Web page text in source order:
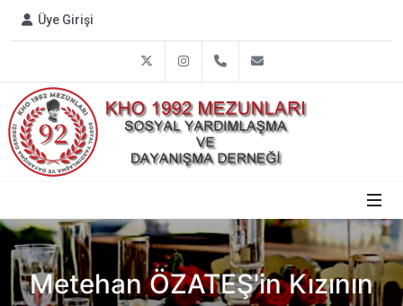
Üye Girişi
Twitter Instagram0312 809 1792
Metehan ÖZATEŞ'in Kızının